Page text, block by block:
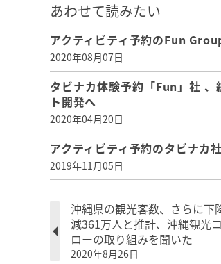
あわせて読みたい
アクティビティ予約のFun
2020年08月07日
タビナカ体験予約「Fun」社
ト開発へ
2020年04月20日
アクティビティ予約のタビナカ
2019年11月05日
沖縄県の観光客数、さらに下
減361万人と推計、沖縄観光
ローの取り組みを聞いた
2020年8月26日